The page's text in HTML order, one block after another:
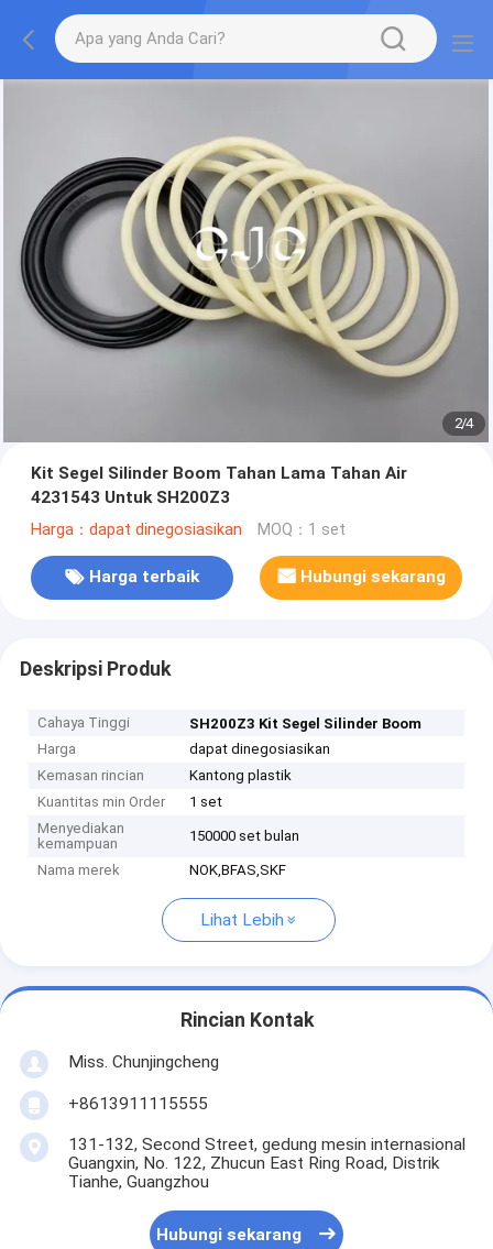
2/4
Kit Segel Silinder Boom Tahan Lama Tahan Air
4231543 Untuk SH200Z3
Harga：dapat dinegosiasikan MOQ：1 set
Harga terbaik Hubungi sekarang
Deskripsi Produk
Cahaya Tinggi
SH200Z3 Kit Segel Silinder Boom
Harga
dapat dinegosiasikan
Kemasan rincian
Kantong plastik
Kuantitas min Order
1 set
Menyediakan
kemampuan
150000 set bulan
Nama merek NOK,BFAS,SKF
Lihat Lebih
Rincian Kontak
Miss. Chunjingcheng
+8613911115555
131-132, Second Street, gedung mesin internasional
Guangxin, No. 122, Zhucun East Ring Road, Distrik
Tianhe, Guangzhou
Hubungi sekarang